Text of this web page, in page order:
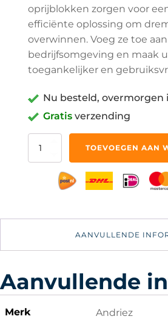
oprijblokken zorgen voor
efficiënte oplossing om
overwinnen. Voeg ze toe
bedrijfsomgeving en maak
toegankelijker en
Nu besteld, overmorgen
Gratis verzending
Oprijbokken
25x45x19cm
TOEVOEGEN AAN
AANVULLENDE
Aanvullende
Merk Andriez